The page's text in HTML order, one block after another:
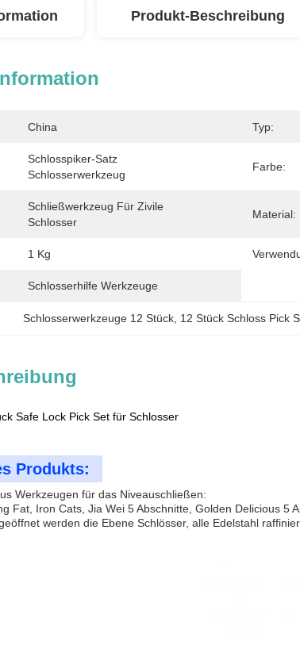
Produkt-Beschreibung
China Typ:
Schlosspiker-Satz
Schlosserwerkzeug
Farbe:
Schließwerkzeug Für Zivile
Schlosser
Material:
1 Kg
Schlosserhilfe Werkzeuge
Schlosserwerkzeuge 12 Stück 12 Stück Schloss Pick
Safe Lock Pick Set für Schlosser
Produkts:
Werkzeugen für das Niveauschließen:
Fat, Iron Cats, Jia Wei 5 Abschnitte, Golden Delicious 5
werden die Ebene Schlösser, alle Edelstahl